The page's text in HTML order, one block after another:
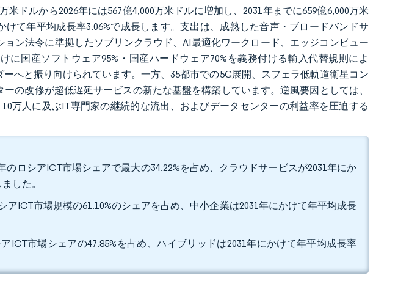
米ドルから2026年には567億4,000万米ドルに増加し、2031年までに659億6,000万米
けて年平均成長率3.06%で成長します。支出は、成熟した音声・ブロードバンドサ
ン法令に準拠したソブリンクラウド、AI最適化ワークロード、エッジコンピュー
に国産ソフトウェア95%・国産ハードウェア70%を義務付ける輸入代替規則によ
へと振り向けられています。一方、35都市での5G展開、スフェラ低軌道衛星コン
の改修が超低遅延サービスの新たな基盤を構築しています。逆風要因としては、
万人に及ぶIT専門家の継続的な流出、およびデータセンターの利益率を圧迫する
のロシアICT市場シェアで最大の34.22%を占め、クラウドサービスが2031年にか
した。
アICT市場規模の61.10%のシェアを占め、中小企業は2031年にかけて年平均成長
ICT市場シェアの47.85%を占め、ハイブリッドは2031年にかけて年平均成長率